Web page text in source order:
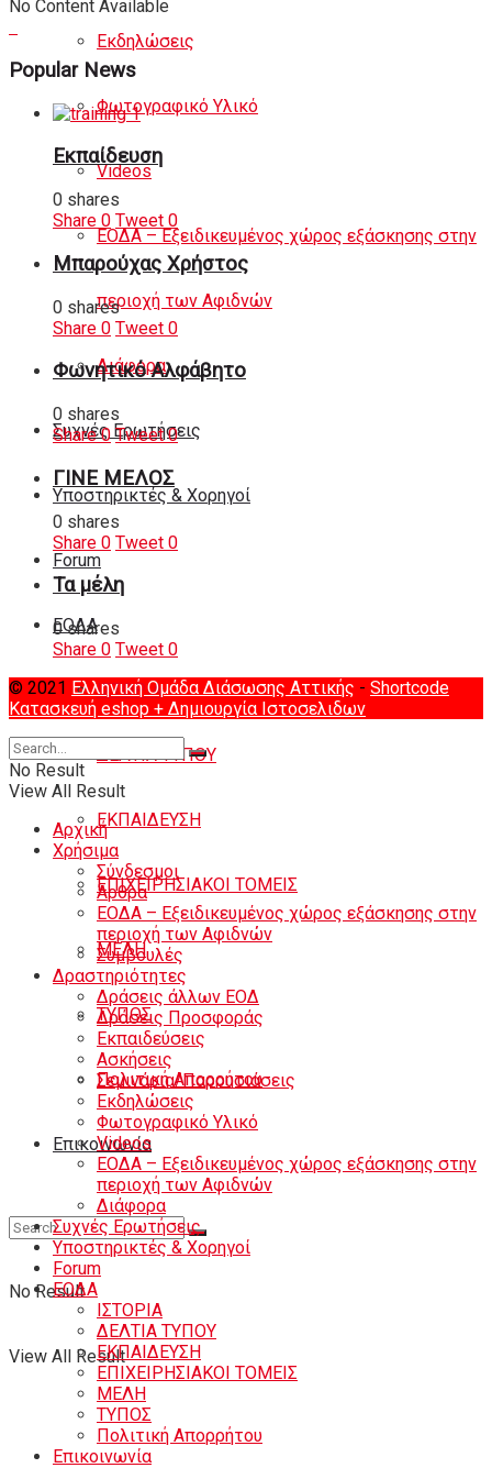
Εκδηλώσεις
Φωτογραφικό Υλικό
Videos
ΕΟΔΑ – Εξειδικευμένος χώρος εξάσκησης στην
περιοχή των Αφιδνών
Διάφορα
Συχνές Ερωτήσεις
Υποστηρικτές & Χορηγοί
Forum
ΕΟΔA
ΙΣΤΟΡΙΑ
ΔΕΛΤΙΑ ΤΥΠΟΥ
ΕΚΠΑΙΔΕΥΣΗ
ΕΠΙΧΕΙΡΗΣΙΑΚΟΙ ΤΟΜΕΙΣ
ΜΕΛΗ
ΤΥΠΟΣ
Πολιτική Απορρήτου
Eπικοινωνία
No Result
View All Result
No Content Available
Popular News
Εκπαίδευση
0 shares
Share 0 Tweet 0
Μπαρούχας Χρήστος
0 shares
Share 0 Tweet 0
Φωνητικό Αλφάβητο
0 shares
Share 0 Tweet 0
ΓΙΝΕ ΜΕΛΟΣ
0 shares
Share 0 Tweet 0
Τα μέλη
0 shares
Share 0 Tweet 0
© 2021 Ελληνική Ομάδα Διάσωσης Αττικής - Shortcode
Κατασκευή eshop + Δημιουργία Ιστοσελιδων
No Result
View All Result
Αρχική
Χρήσιμα
Σύνδεσμοι
Άρθρα
ΕΟΔΑ – Εξειδικευμένος χώρος εξάσκησης στην
περιοχή των Αφιδνών
Συμβουλές
Δραστηριότητες
Δράσεις άλλων ΕΟΔ
Δράσεις Προσφοράς
Εκπαιδεύσεις
Ασκήσεις
Σεμινάρια/Παρουσιάσεις
Εκδηλώσεις
Φωτογραφικό Υλικό
Videos
ΕΟΔΑ – Εξειδικευμένος χώρος εξάσκησης στην
περιοχή των Αφιδνών
Διάφορα
Συχνές Ερωτήσεις
Υποστηρικτές & Χορηγοί
Forum
ΕΟΔA
ΙΣΤΟΡΙΑ
ΔΕΛΤΙΑ ΤΥΠΟΥ
ΕΚΠΑΙΔΕΥΣΗ
ΕΠΙΧΕΙΡΗΣΙΑΚΟΙ ΤΟΜΕΙΣ
ΜΕΛΗ
ΤΥΠΟΣ
Πολιτική Απορρήτου
Eπικοινωνία